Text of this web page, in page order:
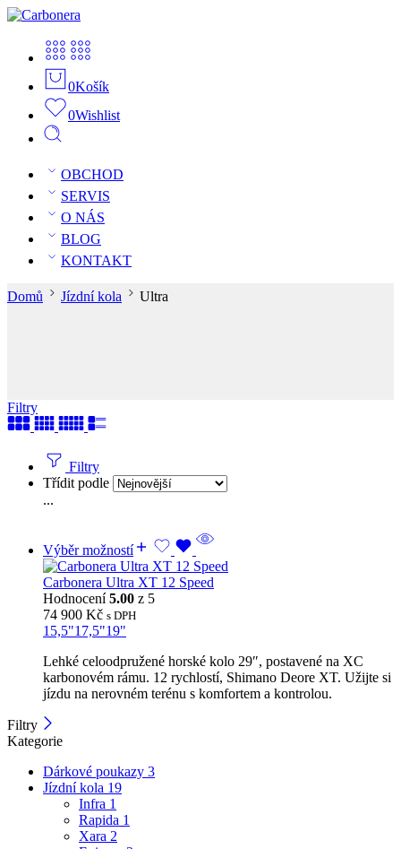
0Košík
0Wishlist
OBCHOD
SERVIS
O NÁS
BLOG
KONTAKT
Domů Jízdní kola Ultra
Filtry
Filtry
Třídit podle
...
Výběr možností
Carbonera Ultra XT 12 Speed
Hodnocení5.00 z 5
74 900 Kč s DPH
15,5"17,5"19"
Lehké celoodpružené horské kolo 29″, postavené na XC
karbonovém rámu. 12 rychlostí, Shimano Deore XT. Užijte si
jízdu na nerovném terénu s komfortem a kontrolou.
Filtry
Kategorie
Dárkové poukazy 3
Jízdní kola 19
Infra 1
Rapida 1
Xara 2